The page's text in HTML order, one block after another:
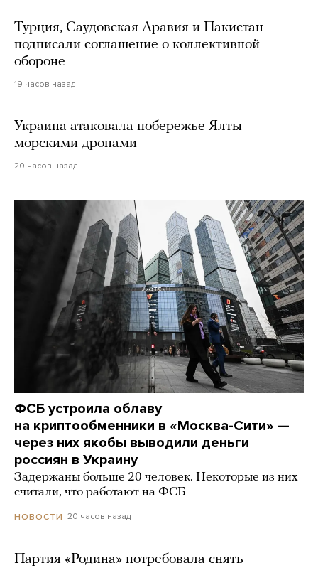
Турция, Саудовская Аравия и Пакистан
подписали соглашение о коллективной
обороне
19 часов назад
Украина атаковала побережье Ялты
морскими дронами
20 часов назад
ФСБ устроила облаву
на криптообменники в «Москва-Сити» —
через них якобы выводили деньги
россиян в Украину
Задержаны больше 20 человек. Некоторые из них
считали, что работают на ФСБ
НОВОСТИ 20 часов назад
Партия «Родина» потребовала снять